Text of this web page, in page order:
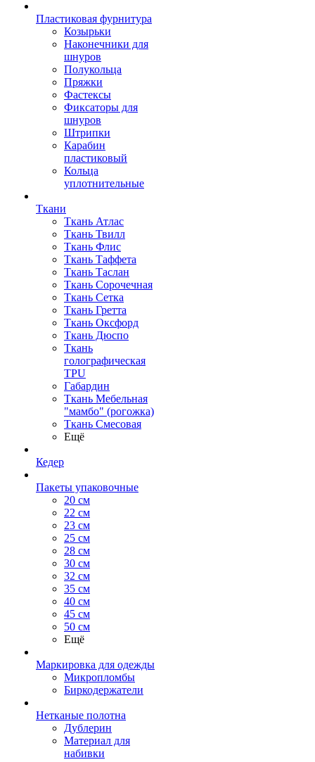
Пластиковая фурнитура
Козырьки
Наконечники для
шнуров
Полукольца
Пряжки
Фастексы
Фиксаторы для
шнуров
Штрипки
Карабин
пластиковый
Кольца
уплотнительные
Ткани
Ткань Атлас
Ткань Твилл
Ткань Флис
Ткань Таффета
Ткань Таслан
Ткань Сорочечная
Ткань Сетка
Ткань Гретта
Ткань Оксфорд
Ткань Дюспо
Ткань
голографическая
TPU
Габардин
Ткань Мебельная
"мамбо" (рогожка)
Ткань Смесовая
Ещё
Кедер
Пакеты упаковочные
20 см
22 см
23 см
25 см
28 см
30 см
32 см
35 см
40 см
45 см
50 см
Ещё
Маркировка для одежды
Микропломбы
Биркодержатели
Нетканые полотна
Дублерин
Материал для
набивки